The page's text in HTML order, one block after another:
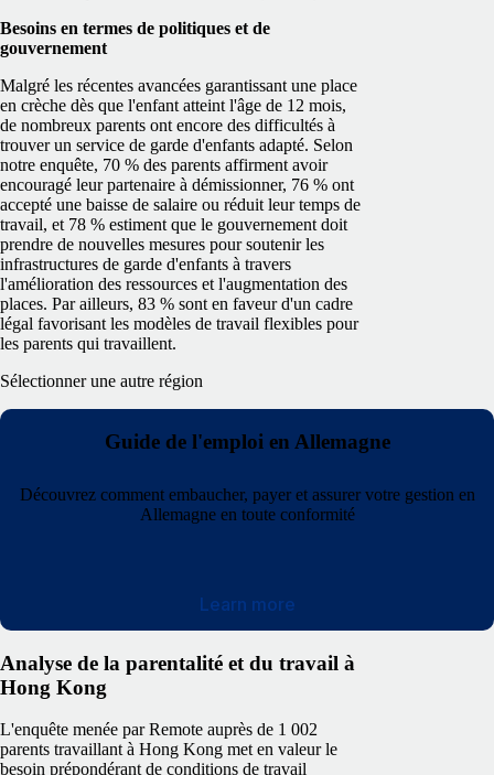
Besoins en termes de politiques et de
gouvernement
Malgré les récentes avancées garantissant une place
en crèche dès que l'enfant atteint l'âge de 12 mois,
de nombreux parents ont encore des difficultés à
trouver un service de garde d'enfants adapté. Selon
notre enquête, 70 % des parents affirment avoir
encouragé leur partenaire à démissionner, 76 % ont
accepté une baisse de salaire ou réduit leur temps de
travail, et 78 % estiment que le gouvernement doit
prendre de nouvelles mesures pour soutenir les
infrastructures de garde d'enfants à travers
l'amélioration des ressources et l'augmentation des
places. Par ailleurs, 83 % sont en faveur d'un cadre
légal favorisant les modèles de travail flexibles pour
les parents qui travaillent.
Sélectionner une autre région
Guide de l'emploi en Allemagne
Découvrez comment embaucher, payer et assurer votre gestion en
Allemagne en toute conformité
Learn more
Analyse de la parentalité et du travail à
Hong Kong
L'enquête menée par Remote auprès de 1 002
parents travaillant à Hong Kong met en valeur le
besoin prépondérant de conditions de travail